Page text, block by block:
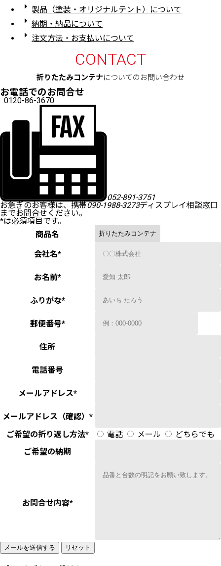
arrow_right 製品（塗装・オリジナルテント）について
arrow_right 納期・納品について
arrow_right 注文方法・お支払いについて
CONTACT
折りたたみコンテナについてのお問い合わせ
お電話でのお問合せ
0120-86-3670
052-891-3751
お急ぎのお客様は、携帯090-1988-3273ディスプレイ相談窓口
までお問合せください。
*は必須項目です。
商品名
会社名*
お名前*
ふりがな*
郵便番号*
住所
電話番号
メールアドレス*
メールアドレス（確認） *
ご希望の折り返し方法* 電話 メール
どちらでも
ご希望の納期
お問合せ内容*